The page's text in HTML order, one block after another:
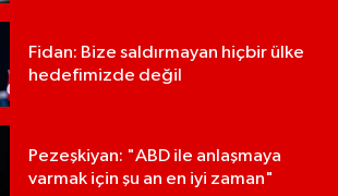
Fidan: Bize saldırmayan hiçbir ülke
hedefimizde değil
Pezeşkiyan: "ABD ile anlaşmaya
varmak için şu an en iyi zaman"